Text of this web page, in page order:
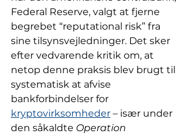
Federal Reserve, valgt at fjerne
begrebet “reputational risk” fra
sine tilsynsvejledninger. Det sker
efter vedvarende kritik om, at
netop denne praksis blev brugt til
systematisk at afvise
bankforbindelser for
kryptovirksomheder – især under
den såkaldte Operation